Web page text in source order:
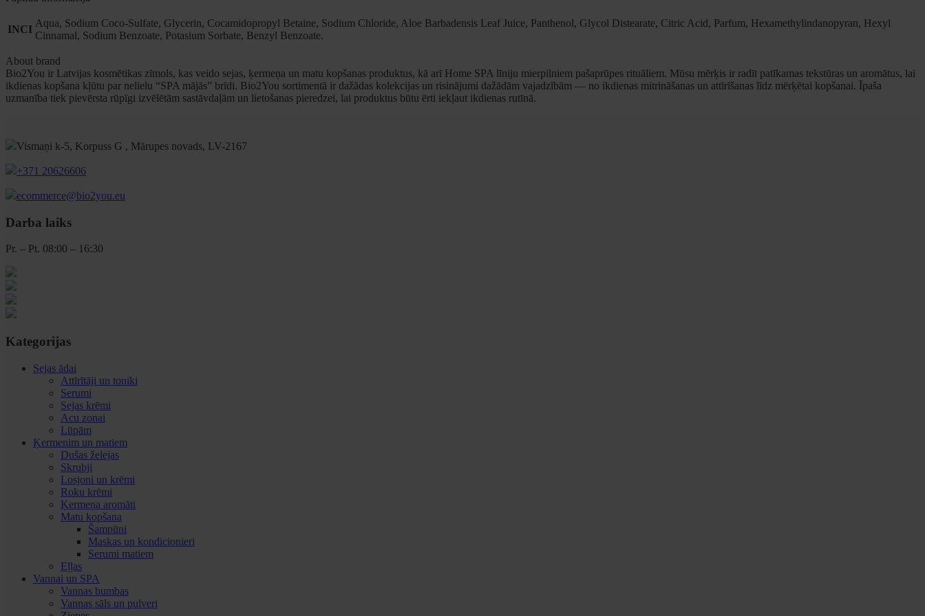
INCI
Aqua, Sodium Coco-Sulfate, Glycerin, Cocamidopropyl Betaine, Sodium Chloride, Aloe Barbadensis Leaf Juice, Panthenol, Glycol Distearate, Citric Acid, Parfum, Hexamethylindanopyran, Hexyl
Cinnamal, Sodium Benzoate, Potasium Sorbate, Benzyl Benzoate.
About brand
Bio2You ir Latvijas kosmētikas zīmols, kas veido sejas, ķermeņa un matu kopšanas produktus, kā arī Home SPA līniju mierpilniem pašaprūpes rituāliem. Mūsu mērķis ir radīt patīkamas tekstūras un aromātus, lai
ikdienas kopšana kļūtu par nelielu “SPA mājās” brīdi. Bio2You sortimentā ir dažādas kolekcijas un risinājumi dažādām vajadzībām — no ikdienas mitrināšanas un attīrīšanas līdz mērķētai kopšanai. Īpaša
uzmanība tiek pievērsta rūpīgi izvēlētām sastāvdaļām un lietošanas pieredzei, lai produktus būtu ērti iekļaut ikdienas rutīnā.
Vismaņi k-5, Korpuss G , Mārupes novads, LV-2167
+371 20626606
ecommerce@bio2you.eu
Darba laiks
Pr. – Pt. 08:00 – 16:30
Kategorijas
Sejas ādai
Attīrītāji un toniki
Serumi
Sejas krēmi
Acu zonai
Lūpām
Ķermenim un matiem
Dušas želejas
Skrubji
Losjoni un krēmi
Roku krēmi
Ķermeņa aromāti
Matu kopšana
Šampūni
Maskas un kondicionieri
Serumi matiem
Eļļas
Vannai un SPA
Vannas bumbas
Vannas sāls un pulveri